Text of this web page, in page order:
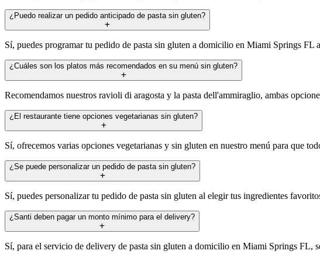
¿Puedo realizar un pedido anticipado de pasta sin gluten?
Sí, puedes programar tu pedido de pasta sin gluten a domicilio en Miami Springs FL
¿Cuáles son los platos más recomendados en su menú sin gluten?
Recomendamos nuestros ravioli di aragosta y la pasta dell'ammiraglio, ambas
¿El restaurante tiene opciones vegetarianas sin gluten?
Sí, ofrecemos varias opciones vegetarianas y sin gluten en nuestro menú para que
¿Se puede personalizar un pedido de pasta sin gluten?
Sí, puedes personalizar tu pedido de pasta sin gluten al elegir tus ingredientes
¿Santi deben pagar un monto mínimo para el delivery?
Sí, para el servicio de delivery de pasta sin gluten a domicilio en Miami Springs FL,